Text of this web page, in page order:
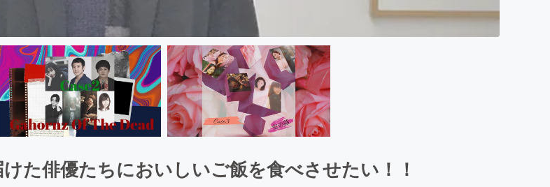
た俳優たちにおいしいご飯を食べさせたい！！